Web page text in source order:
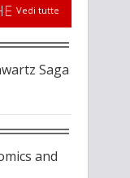
Vedi tutte
Saga
and